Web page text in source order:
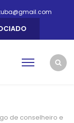
de conselheiro e